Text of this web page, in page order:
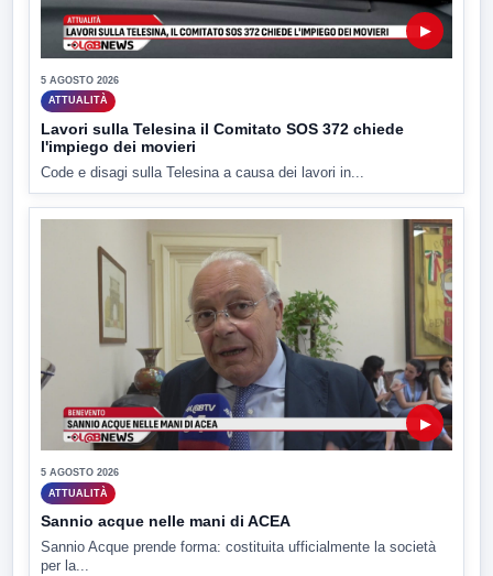
▶
5 AGOSTO 2026
ATTUALITÀ
Lavori sulla Telesina il Comitato SOS 372 chiede
l'impiego dei movieri
Code e disagi sulla Telesina a causa dei lavori in...
▶
5 AGOSTO 2026
ATTUALITÀ
Sannio acque nelle mani di ACEA
Sannio Acque prende forma: costituita ufficialmente la società
per la...